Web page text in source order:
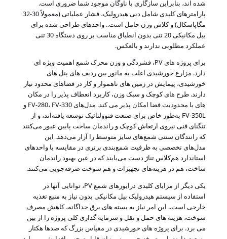
شده اند، بنابراین سازگاری با ناوگان موجود شما ضروری است.
پارامترهای کلیدی شامل دبی هیدرولیک، فشار عملیاتی (معمولاً 30-32
مگاپاسکال) و کلاس وزن حامل است.. واحدهای طراحی شده برای
بیل مکانیکی 20 تنی بدون انطباق مناسب بر روی دستگاه 30 تنی
عملکرد مطلوبی ندارند و بالعکس.
برای پروژه های PV، فشردگی و وزن محرک شمع اهمیت ویژه ای
دارد. مزارع خورشیدی اغلب به مانور بین ردیف های پنل های
خورشیدی، پیمایش در زمین های ناهموار و کار در فضاهای محدود نیاز
دارند. طرح های کوچک و سبک وزن، کاربرد انعطاف پذیر را در مکان
های با محدودیت فضا امکان پذیر می کند
. مدل‌های FV-280، FV-330 و
FV-350L به‌طور خاص برای صنعت فتوولتائیک توسعه یافته‌اند، و از
تنگنای فنی نیروی ارتعاش کوچک و راندمان ساخت پایین عبور می‌کنند
که رانندگان سنتی شمع‌های سایز متوسط ​​را آزار می‌دهد. این
مدل‌های تخصصی به ظرفیت شمع‌بندی برتری در مقایسه با واحدهای
استاندارد هم‌کلاس تناژ دست می‌یابند که در عین بهبود راندمان
ساخت، هم در هزینه‌های تجهیزات و هم سوخت صرفه‌جویی می‌کنند.
یکی دیگر از مزایای کلیدی درایورهای شمع PV، توانایی آنها در
استفاده از سیستم هیدرولیک بیل مکانیکی بدون نیاز به منبع تغذیه
خارجی است.. این امر نیاز به بسته های برق جداگانه، کاهش مصرف
سوخت، هزینه های حمل و نقل و سرمایه گذاری کلی پروژه را از بین
می برد. برای پروژه های خورشیدی در مقیاس بزرگ که صدها هکتار